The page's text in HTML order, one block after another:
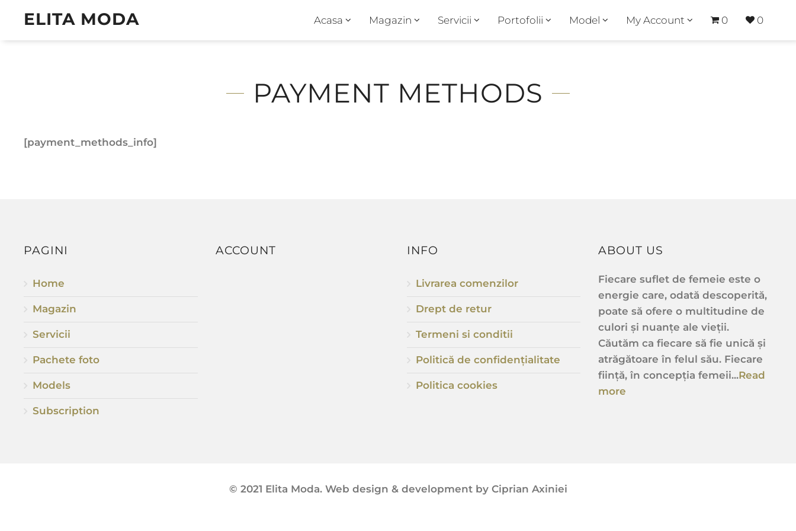
ELITA MODA Acasa Magazin Servicii Portofolii Model My Account 0 0
PAYMENT METHODS
[payment_methods_info]
PAGINI
Home
Magazin
Servicii
Pachete foto
Models
Subscription
ACCOUNT INFO
Livrarea comenzilor
Drept de retur
Termeni si conditii
Politică de confidențialitate
Politica cookies
ABOUT US
Fiecare suflet de femeie este o
energie care, odată descoperită,
poate să ofere o multitudine de
culori și nuanțe ale vieții.
Căutăm ca fiecare să fie unică și
atrăgătoare în felul său. Fiecare
ființă, în concepția femeii...Read
more
© 2021 Elita Moda. Web design & development by Ciprian Axiniei